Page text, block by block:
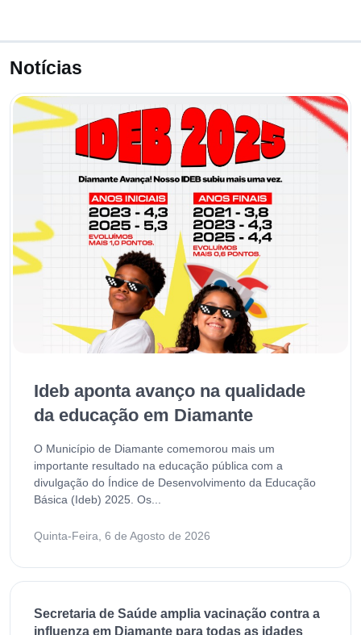
Notícias
Ideb aponta avanço na qualidade
da educação em Diamante
O Município de Diamante comemorou mais um
importante resultado na educação pública com a
divulgação do Índice de Desenvolvimento da Educação
Básica (Ideb) 2025. Os...
Quinta-Feira, 6 de Agosto de 2026
Secretaria de Saúde amplia vacinação contra a
influenza em Diamante para todas as idades